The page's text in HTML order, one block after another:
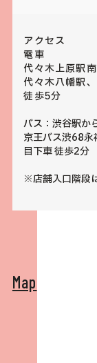
アクセス
電車
代々木上原駅
代々木八幡駅
徒歩5分
バス：渋谷駅か
京王バス渋68
目下車 徒歩2分
※店舗入口階段
Map